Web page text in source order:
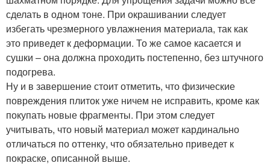
сделать в одном тоне. При окрашивании следует
избегать чрезмерного увлажнения материала, так как
это приведет к деформации. То же самое касается и
сушки – она должна проходить постепенно, без штучного
подогрева.
Ну и в завершение стоит отметить, что физические
повреждения плиток уже ничем не исправить, кроме как
покупать новые фрагменты. При этом следует
учитывать, что новый материал может кардинально
отличаться по оттенку, что обязательно приведет к
покраске, описанной выше.